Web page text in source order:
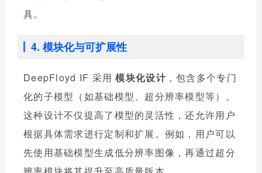
具。
4. 模块化与可扩展性
DeepFloyd IF 采用模块化设计，包含多个专门
化的子模型（如基础模型、超分辨率模型等）。
这种设计不仅提高了模型的灵活性，还允许用户
根据具体需求进行定制和扩展。例如，用户可以
先使用基础模型生成低分辨率图像，再通过超分